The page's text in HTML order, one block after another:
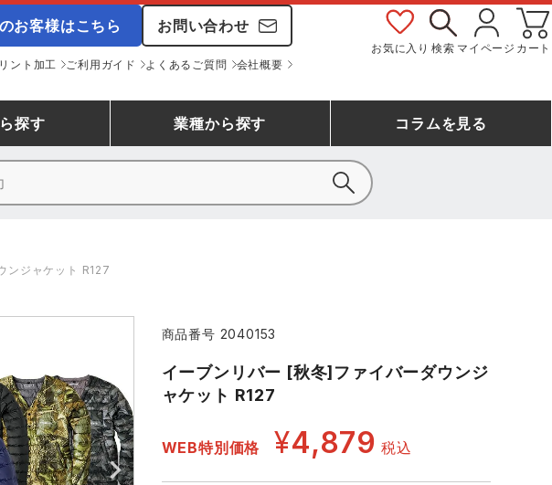
お客様はこちら お問い合わせ
ント加工 ご利用ガイド よくあるご質問 会社概要
お気に入り 検索 マイページ カート
・バッグ類
繍・プリント加工対象商品
ロシャツランキング 作業用手袋ランキング
ランキング コーコス ランキング
繍・プリント加工対象商品
探す 業種から探す
作業服 清掃・ビルメンテ作業服
コラムを見る
ンジャケット R127
商品番号 2040153
イーブンリバー [秋冬]ファイバーダウンジ
ャケット R127
WEB特別価格 ¥4,879 税込